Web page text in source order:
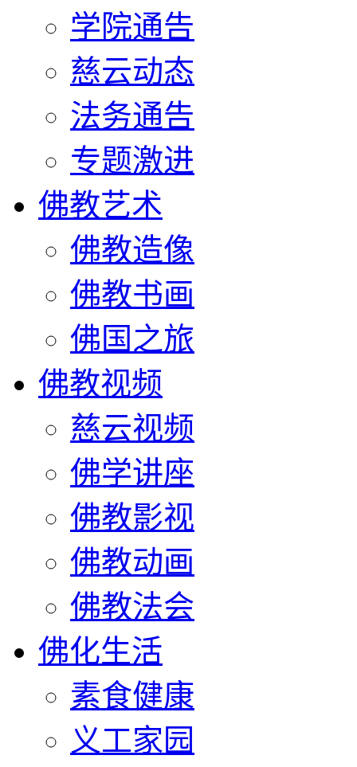
学院通告
慈云动态
法务通告
专题激进
佛教艺术
佛教造像
佛教书画
佛国之旅
佛教视频
慈云视频
佛学讲座
佛教影视
佛教动画
佛教法会
佛化生活
素食健康
义工家园